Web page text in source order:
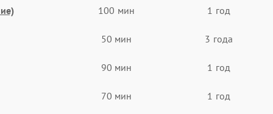
100 мин 1 год
50 мин 3 года
90 мин 1 год
70 мин 1 год